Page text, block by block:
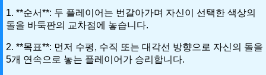
1. **순서**: 두 플레이어는 번갈아가며 자신이 선택한 색상의
돌을 바둑판의 교차점에 놓습니다.
2. **목표**: 먼저 수평, 수직 또는 대각선 방향으로 자신의 돌을
5개 연속으로 놓는 플레이어가 승리합니다.